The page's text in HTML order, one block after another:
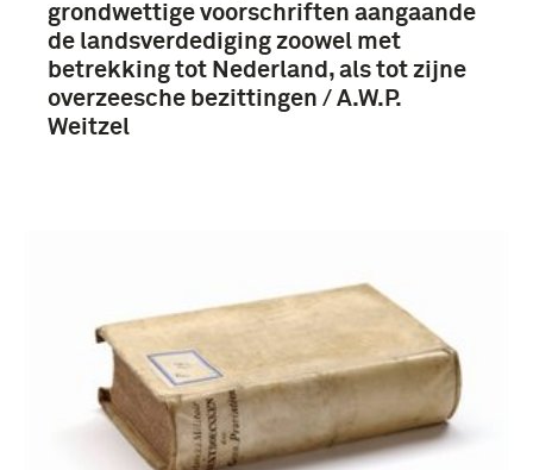
grondwettige voorschriften aangaande
de landsverdediging zoowel met
betrekking tot Nederland, als tot zijne
overzeesche bezittingen / A.W.P.
Weitzel